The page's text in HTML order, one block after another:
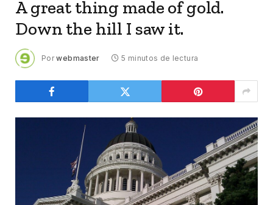
A great thing made of gold.
Down the hill I saw it.
Por webmaster 5 minutos de lectura